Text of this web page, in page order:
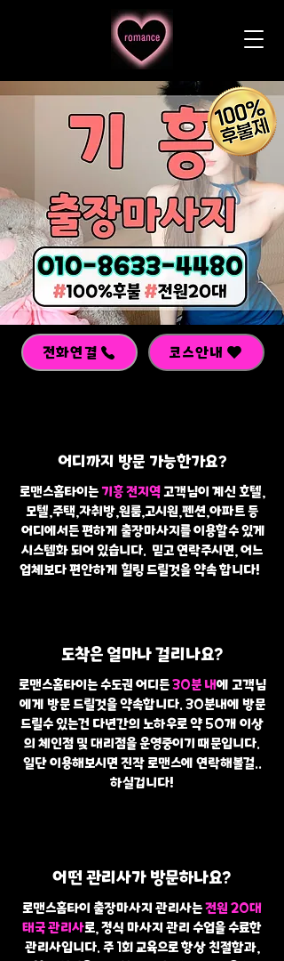
전화연결 코스안내
어디까지 방문 가능한가요?
로맨스홈타이는기흥 전지역고객님이 계신 호텔,
모텔,주택,자취방,원룸,고시원,펜션,아파트 등
어디에서든 편하게 출장마사지를 이용할수 있게
시스템화 되어 있습니다. 믿고 연락주시면, 어느
업체보다 편안하게 힐링 드릴것을 약속 합니다!
도착은 얼마나 걸리나요?
로맨스홈타이는 수도권 어디든30분 내에 고객님
에게 방문 드릴것을 약속합니다. 30분내에 방문
드릴수 있는건 다년간의 노하우로 약 50개 이상
의 체인점 및 대리점을 운영중이기 때문입니다.
일단 이용해보시면 진작 로맨스에 연락해볼걸..
하실겁니다!
어떤 관리사가 방문하나요?
로맨스홈타이 출장마사지 관리사는전원 20대
태국 관리사로, 정식 마사지 관리 수업을 수료한
관리사입니다. 주 1회 교육으로 항상 친절함과,